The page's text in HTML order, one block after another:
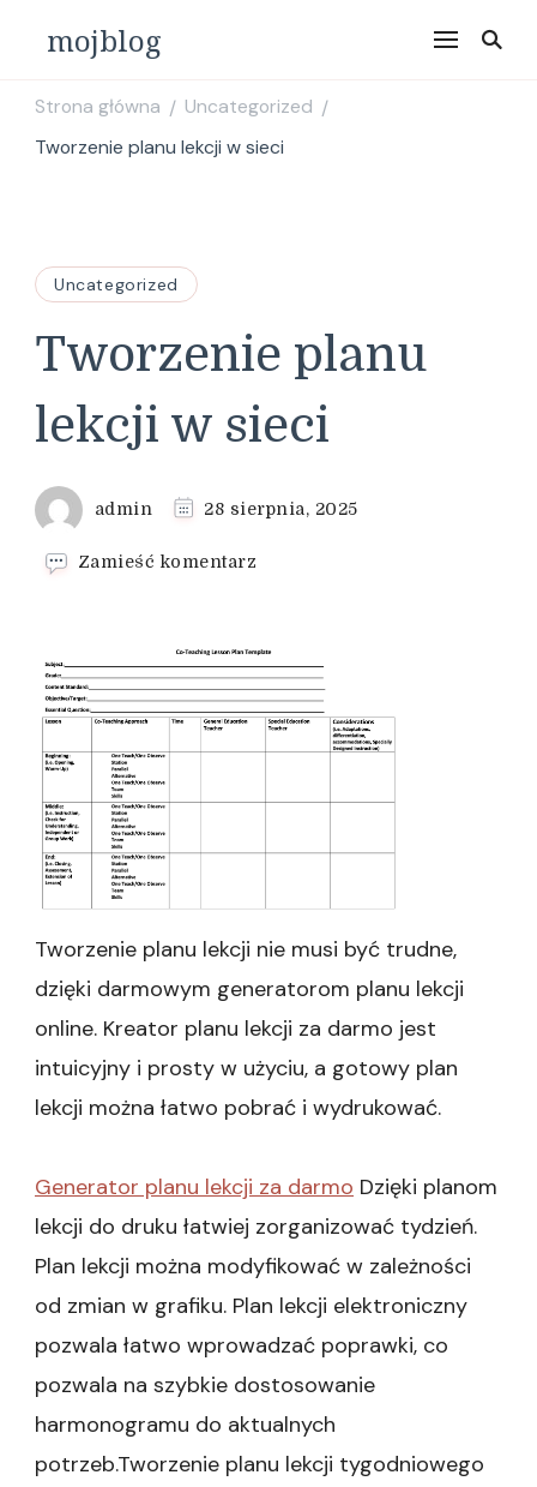
mojblog
Strona główna / Uncategorized /
Tworzenie planu lekcji w sieci
Uncategorized
Tworzenie planu
lekcji w sieci
admin 28 sierpnia, 2025
Zamieść komentarz
lekcji
w
sieci
Tworzenie planu lekcji nie musi być trudne,
dzięki darmowym generatorom planu lekcji
online. Kreator planu lekcji za darmo jest
intuicyjny i prosty w użyciu, a gotowy plan
lekcji można łatwo pobrać i wydrukować.
Generator planu lekcji za darmo Dzięki planom
lekcji do druku łatwiej zorganizować tydzień.
Plan lekcji można modyfikować w zależności
od zmian w grafiku. Plan lekcji elektroniczny
pozwala łatwo wprowadzać poprawki, co
pozwala na szybkie dostosowanie
harmonogramu do aktualnych
potrzeb.Tworzenie planu lekcji tygodniowego